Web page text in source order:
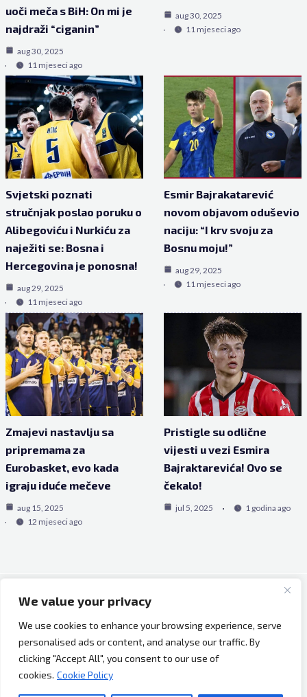
We value your privacy
We use cookies to enhance your browsing experience, serve
personalised ads or content, and analyse our traffic. By
clicking "Accept All", you consent to our use of
cookies. Cookie Policy
uoči meča s BiH: On mi je
najdraži “ciganin”
aug 30, 2025
11 mjeseci ago
aug 30, 2025
11 mjeseci ago
Svjetski poznati
stručnjak poslao poruku o
Alibegoviću i Nurkiću za
naježiti se: Bosna i
Hercegovina je ponosna!
aug 29, 2025
11 mjeseci ago
Esmir Bajrakatarević
novom objavom oduševio
naciju: “I krv svoju za
Bosnu moju!”
aug 29, 2025
11 mjeseci ago
Zmajevi nastavlju sa
pripremama za
Eurobasket, evo kada
igraju iduće mečeve
aug 15, 2025
12 mjeseci ago
Pristigle su odlične
vijesti u vezi Esmira
Bajraktarevića! Ovo se
čekalo!
jul 5, 2025 1 godina ago
Copyright © 2026 Bh Dijaspora.
O nama
Marketing
Uslovi korištenja